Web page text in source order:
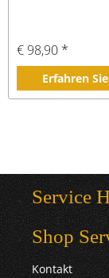
€ 98,90 *
Erfahren
Service
Shop
Kontakt